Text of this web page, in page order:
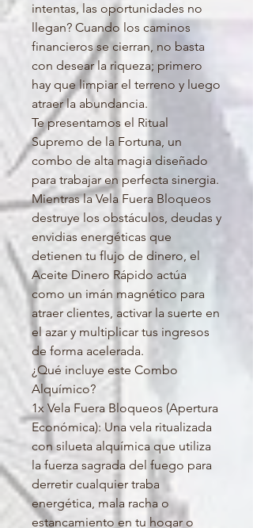
intentas, las oportunidades no
llegan? Cuando los caminos
financieros se cierran, no basta
con desear la riqueza; primero
hay que limpiar el terreno y luego
atraer la abundancia.
Te presentamos el Ritual
Supremo de la Fortuna, un
combo de alta magia diseñado
para trabajar en perfecta sinergia.
Mientras la Vela Fuera Bloqueos
destruye los obstáculos, deudas y
envidias energéticas que
detienen tu flujo de dinero, el
Aceite Dinero Rápido actúa
como un imán magnético para
atraer clientes, activar la suerte en
el azar y multiplicar tus ingresos
de forma acelerada.
¿Qué incluye este Combo
Alquímico?
1x Vela Fuera Bloqueos (Apertura
Económica): Una vela ritualizada
con silueta alquímica que utiliza
la fuerza sagrada del fuego para
derretir cualquier traba
energética, mala racha o
estancamiento en tu hogar o